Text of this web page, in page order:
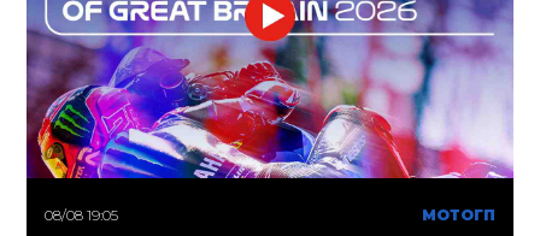
08/08 19:05 МОТОГП